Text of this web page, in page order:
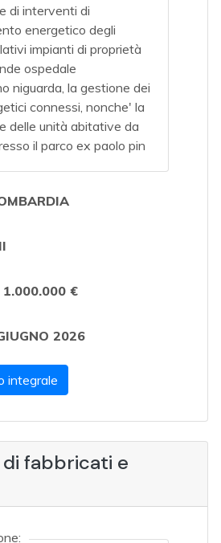
di interventi di
energetico degli
impianti di proprietà
ospedale
niguarda, la gestione dei
connessi, nonche' la
delle unità abitative da
il parco ex paolo pin
1.000.000 €
2026
integrale
fabbricati e